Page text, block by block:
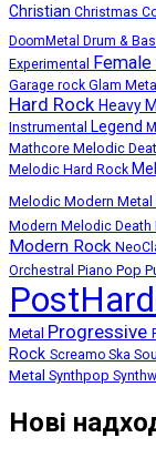
Christian Christmas
DoomMetal Drum &
Experimental Female
Garage rock Glam Metal
Hard Rock Heavy
Instrumental Legend
Mathcore Melodic
Melodic Hard Rock
Melodic Modern Metal
Modern Melodic Death
Modern Rock
Orchestral Piano Pop
Metal Progressive
Rock Screamo Ska Soul
Metal Synthpop
Нові